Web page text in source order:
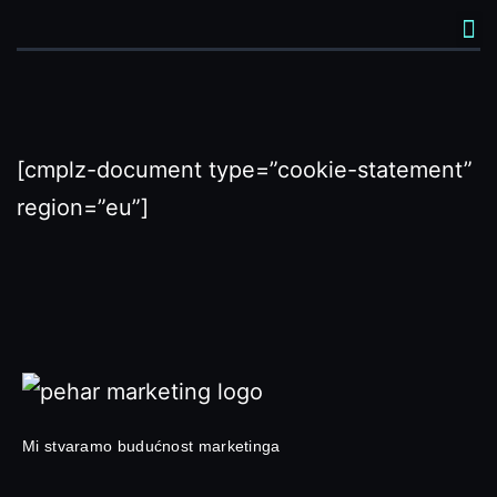
[cmplz-document type=”cookie-statement”
region=”eu”]
Mi stvaramo budućnost marketinga